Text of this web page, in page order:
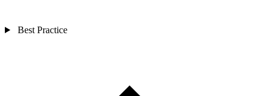
Best Practice